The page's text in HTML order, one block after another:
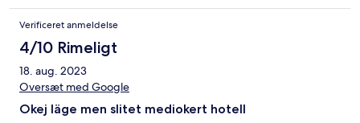
Verificeret anmeldelse
4/10 Rimeligt
18. aug. 2023
Oversæt med Google
Okej läge men slitet mediokert hotell